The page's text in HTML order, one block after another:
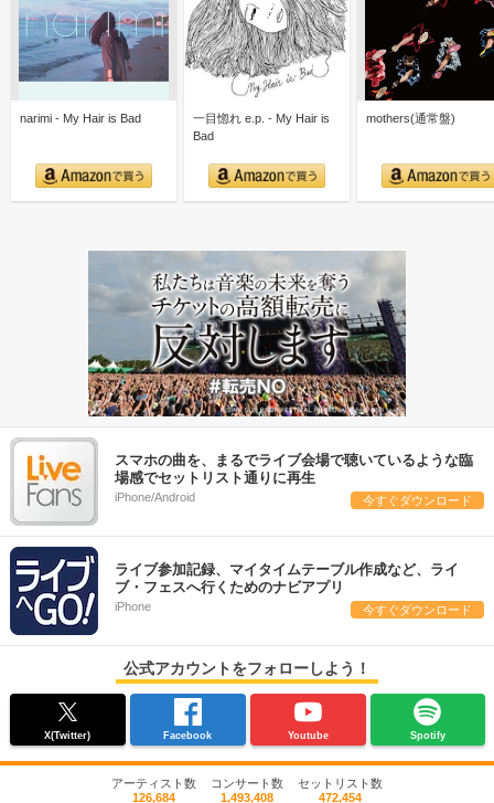
narimi - My Hair is Bad
一目惚れ e.p. - My Hair is
Bad
mothers(通常盤)
スマホの曲を、まるでライブ会場で聴いているような臨
場感でセットリスト通りに再生
iPhone/Android 今すぐダウンロード
ライブ参加記録、マイタイムテーブル作成など、ライ
ブ・フェスへ行くためのナビアプリ
iPhone 今すぐダウンロード
公式アカウントをフォローしよう！
X(Twitter) Facebook Youtube Spotify
アーティスト数
126,684
コンサート数
1,493,408
セットリスト数
472,454